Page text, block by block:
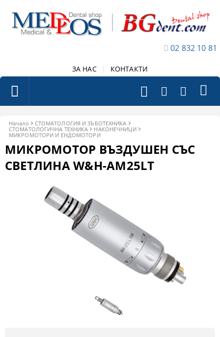
02 832 10 81
ЗА НАС КОНТАКТИ
Начало
СТОМАТОЛОГИЯ И ЗЪБОТЕХНИКА
СТОМАТОЛОГИЧНА ТЕХНИКА
НАКОНЕЧНИЦИ
МИКРОМОТОРИ И ЕНДОМОТОРИ
МИКРОМОТОР ВЪЗДУШЕН СЪС
СВЕТЛИНА W&H-AM25LТ